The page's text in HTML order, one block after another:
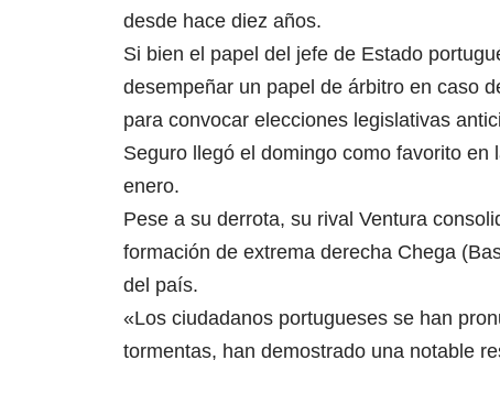
desde hace diez años.
Si bien el papel del jefe de Estado
desempeñar un papel de árbitro en caso
para convocar elecciones legislativas
Seguro llegó el domingo como favorito
enero.
Pese a su derrota, su rival Ventura
formación de extrema derecha Chega
del país.
«Los ciudadanos portugueses se han
tormentas, han demostrado una notable